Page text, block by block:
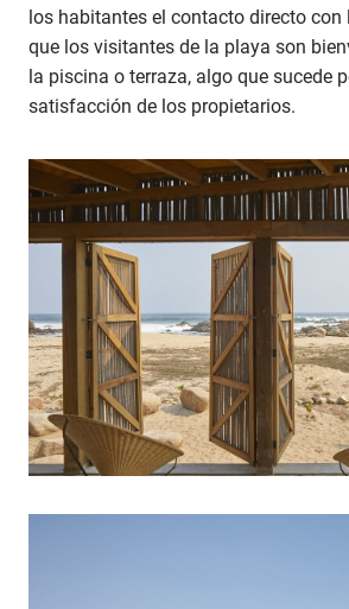
los habitantes el contacto directo con
que los visitantes de la playa son
la piscina o terraza, algo que sucede
satisfacción de los propietarios.